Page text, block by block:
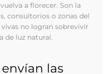
a florecer. Son la
consultorios o zonas del
no logran sobrevivir
de luz natural.
las